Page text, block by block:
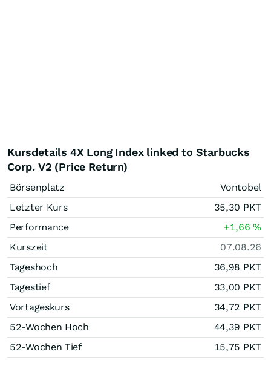
Kursdetails 4X Long Index linked to Starbucks
Corp. V2 (Price Return)
Börsenplatz
Vontobel
Letzter Kurs
35,30 PKT
Performance
+1,66%
Kurszeit
07.08.26
Tageshoch
36,98 PKT
Tagestief
33,00 PKT
Vortageskurs
34,72 PKT
52-Wochen Hoch
44,39 PKT
52-Wochen Tief
15,75 PKT